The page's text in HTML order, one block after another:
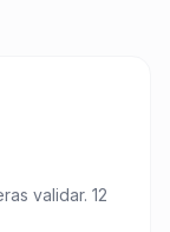
validar. 12